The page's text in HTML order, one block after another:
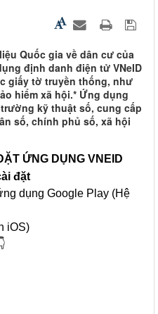
Quốc gia về dân cư của
định danh điện tử VNeID
giấy tờ truyền thống, như
hiểm xã hội.* Ứng dụng
kỹ thuật số, cung cấp
số, chính phủ số, xã hội
ỨNG DỤNG VNEID
đặt
dụng Google Play (Hệ
iOS)